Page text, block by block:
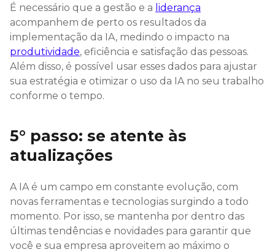
É necessário que a gestão e a liderança
acompanhem de perto os resultados da
implementação da IA, medindo o impacto na
produtividade, eficiência e satisfação das pessoas.
Além disso, é possível usar esses dados para ajustar
sua estratégia e otimizar o uso da IA no seu trabalho
conforme o tempo.
5° passo: se atente às
atualizações
A IA é um campo em constante evolução, com
novas ferramentas e tecnologias surgindo a todo
momento. Por isso, se mantenha por dentro das
últimas tendências e novidades para garantir que
você e sua empresa aproveitem ao máximo o